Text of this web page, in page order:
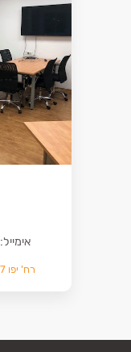
אימייל:
רח' יפו 97, בניין כלל, משרד 201, ירושלים